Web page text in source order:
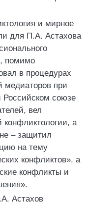
и мирное
для П.А. Астахова
помимо
в процедурах
медиаторов при
Российском союзе
вел
конфликтологии, а
– защитил
на тему
конфликтов», а
конфликты и
Астахов